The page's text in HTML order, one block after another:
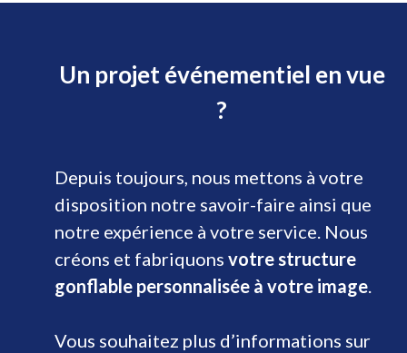
Un projet événementiel en vue
?
Depuis toujours, nous mettons à votre
disposition notre savoir-faire ainsi que
notre expérience à votre service. Nous
créons et fabriquons votre structure
gonflable personnalisée à votre image.
Vous souhaitez plus d’informations sur